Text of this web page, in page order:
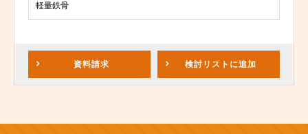
軽量鉄骨
資料請求 検討リスト に追加